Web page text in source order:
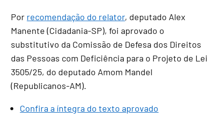
Por recomendação do relator, deputado Alex
Manente (Cidadania-SP), foi aprovado o
substitutivo da Comissão de Defesa dos Direitos
das Pessoas com Deficiência para o Projeto de Lei
3505/25, do deputado Amom Mandel
(Republicanos-AM).
Confira a íntegra do texto aprovado